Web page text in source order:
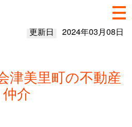
更新日 2024年03月08日
津美里町の不動産
仲介